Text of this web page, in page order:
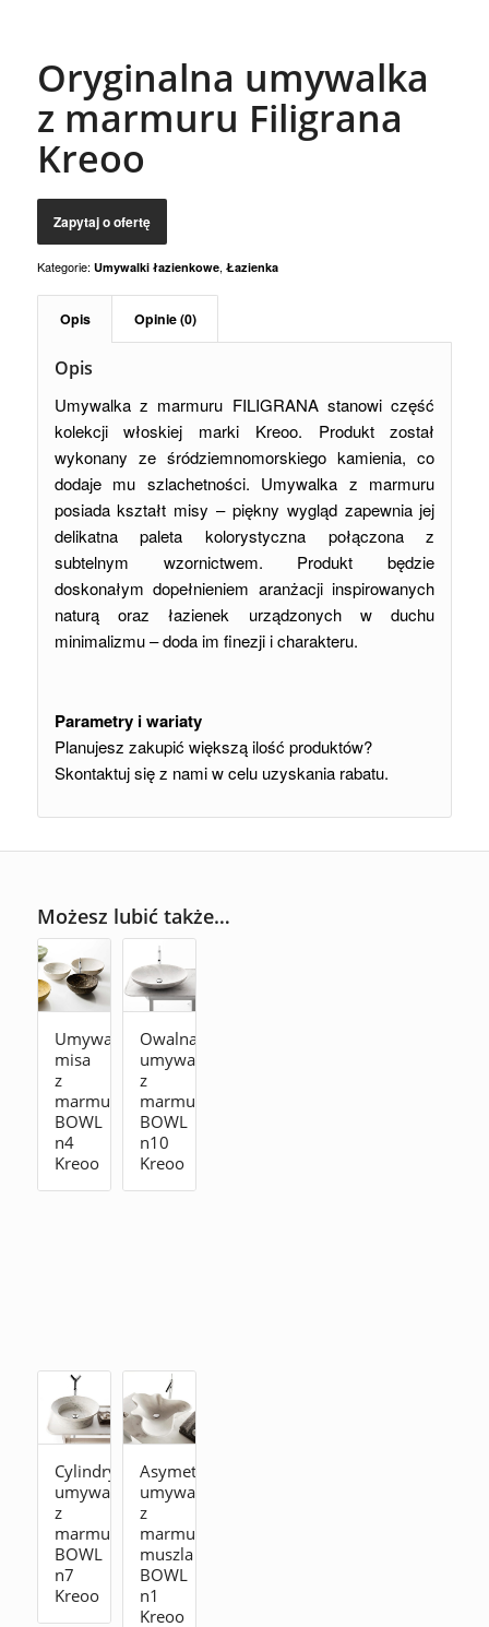
Oryginalna umywalka
z marmuru Filigrana
Kreoo
Kategorie: Umywalki łazienkowe, Łazienka
Opis Opinie (0)
Opis
Umywalka z marmuru FILIGRANA stanowi część
kolekcji włoskiej marki Kreoo. Produkt został
wykonany ze śródziemnomorskiego kamienia, co
dodaje mu szlachetności. Umywalka z marmuru
posiada kształt misy – piękny wygląd zapewnia jej
delikatna paleta kolorystyczna połączona z
subtelnym wzornictwem. Produkt będzie
doskonałym dopełnieniem aranżacji inspirowanych
naturą oraz łazienek urządzonych w duchu
minimalizmu – doda im finezji i charakteru.
Parametry i wariaty
Planujesz zakupić większą ilość produktów?
Skontaktuj się z nami w celu uzyskania rabatu.
Możesz lubić także…
Umywalka
misa
z
marmuru
BOWL
n4
Kreoo
Owalna
umywalka
z
marmuru
BOWL
n10
Kreoo
Cylindryczna
umywalka
z
marmuru
BOWL
n7
Kreoo
Asymetryczna
umywalka
z
marmuru
muszla
BOWL
n1
Kreoo